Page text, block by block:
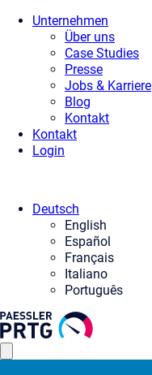
Unternehmen
Über uns
Case Studies
Presse
Jobs & Karriere
Blog
Kontakt
Kontakt
Login
Deutsch
English
Español
Français
Italiano
Português